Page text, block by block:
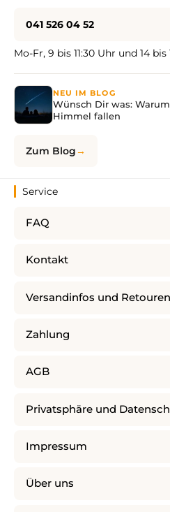
041 526 04 52
Mo-Fr, 9 bis 11:30 Uhr und 14 bis
NEU IM BLOG
Wünsch Dir was:
Himmel fallen
Zum Blog
Service
FAQ
Kontakt
Versandinfos und Retouren
Zahlung
AGB
Privatsphäre und
Impressum
Über uns